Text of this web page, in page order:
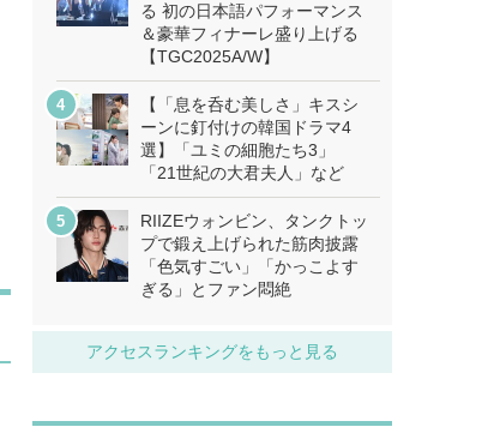
る 初の日本語パフォーマンス
＆豪華フィナーレ盛り上げる
【TGC2025A/W】
【「息を呑む美しさ」キスシ
ーンに釘付けの韓国ドラマ4
選】「ユミの細胞たち3」
「21世紀の大君夫人」など
RIIZEウォンビン、タンクトッ
プで鍛え上げられた筋肉披露
「色気すごい」「かっこよす
ぎる」とファン悶絶
アクセスランキングをもっと見る